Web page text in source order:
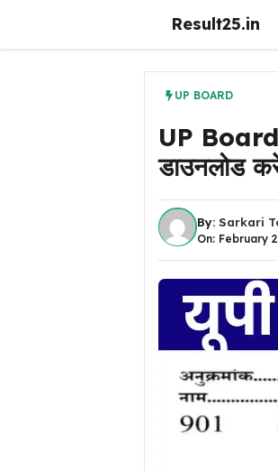
Result25.in
UP BOARD
UP
डाउनलोड
By: Sarkari
On: February